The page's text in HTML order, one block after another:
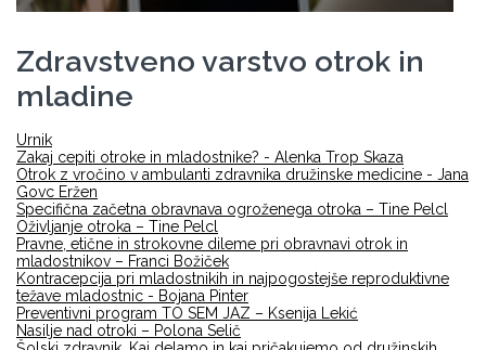
Zdravstveno varstvo otrok in
mladine
Urnik
Zakaj cepiti otroke in mladostnike? - Alenka Trop Skaza
Otrok z vročino v ambulanti zdravnika družinske medicine - Jana
Govc Eržen
Specifična začetna obravnava ogroženega otroka – Tine Pelcl
Oživljanje otroka – Tine Pelcl
Pravne, etične in strokovne dileme pri obravnavi otrok in
mladostnikov – Franci Božiček
Kontracepcija pri mladostnikih in najpogostejše reproduktivne
težave mladostnic - Bojana Pinter
Preventivni program TO SEM JAZ – Ksenija Lekić
Nasilje nad otroki – Polona Selič